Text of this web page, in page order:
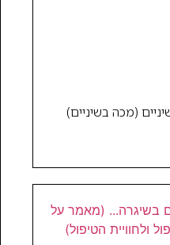
(מכה בשיניים)